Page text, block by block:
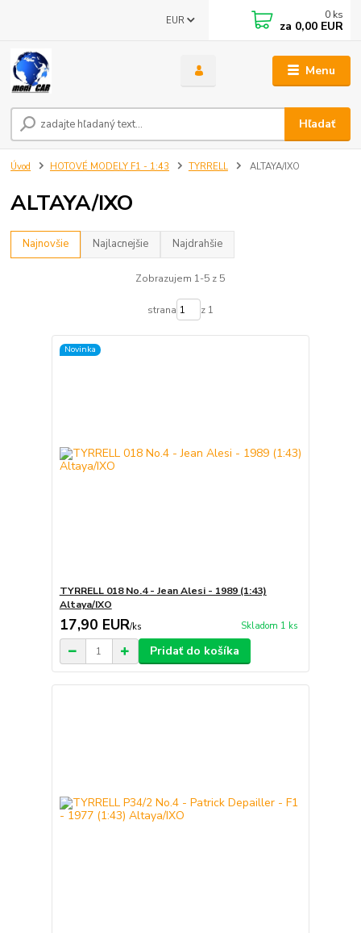
Menu
EUR
Hľadať
0 ks
za 0,00 EUR
Úvod HOTOVÉ MODELY F1 - 1:43 TYRRELL ALTAYA/IXO
ALTAYA/IXO
Najnovšie Najlacnejšie Najdrahšie
Zobrazujem 1-5 z 5
strana z 1
Novinka
TYRRELL 018 No.4 - Jean Alesi - 1989 (1:43)
Altaya/IXO
17,90 EUR/ks Skladom 1 ks
Pridať do košíka